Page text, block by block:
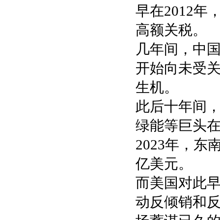
早在2012年
高额关税。
几年间，中
开始向未受
生机。
此后十年间
绿能等巨头
2023年，东
亿美元。
而美国对此
动反倾销和